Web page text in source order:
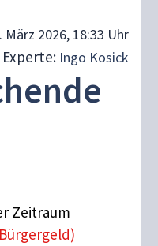
März 2026, 18:33 Uhr
Experte: Ingo Kosick
Zeitraum